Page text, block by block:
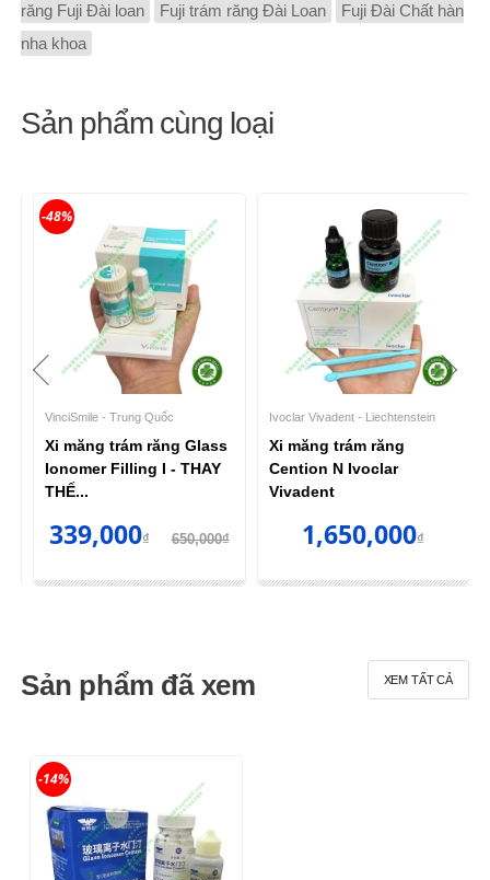
răng Fuji Đài loan Fuji trám răng Đài Loan
Fuji Đài Chất hàn
nha khoa
Sản phẩm cùng loại
VinciSmile - Trung Quốc
Xi măng trám răng Glass
Ionomer Filling I - THAY
THẾ...
339,000₫650,000₫
-48%
Ivoclar Vivadent - Liechtenstein
Xi măng trám răng
Cention N Ivoclar
Vivadent
1,650,000₫
Sản phẩm đã xem XEM TẤT CẢ
-14%